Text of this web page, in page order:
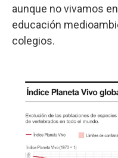
aunque no vivamos
educación
colegios.